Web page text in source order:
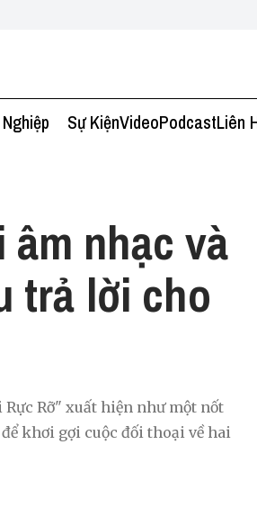
Sự KiệnVideoPodcastLiên
âm nhạc và
trả lời cho
Rỡ" xuất hiện như một nốt
khơi gợi cuộc đối thoại về hai